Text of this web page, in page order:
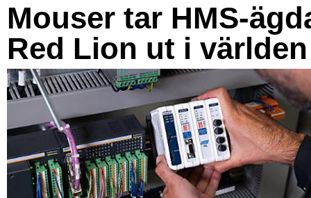
Mouser tar HMS-
Red Lion ut i världen